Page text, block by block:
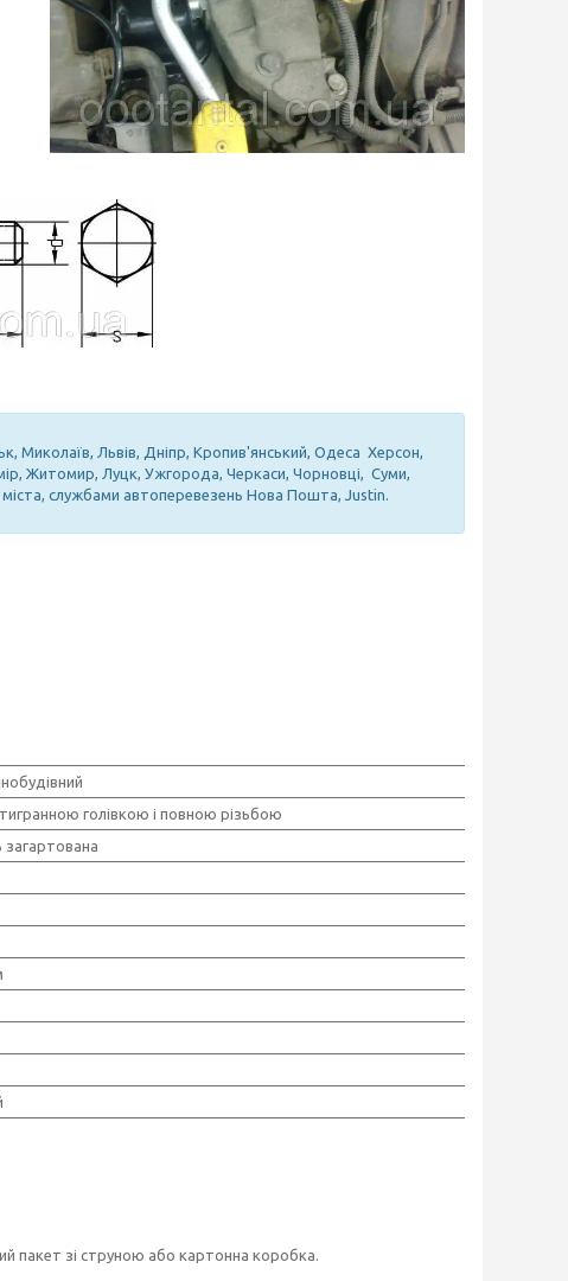
Миколаїв, Львів, Дніпр, Кропив'янський, Одеса Херсон,
Житомир, Луцк, Ужгорода, Черкаси, Чорновці, Суми,
службами автоперевезень Нова Пошта, Justin.
голівкою і повною різьбою
загартована
пакет зі струною або картонна коробка.